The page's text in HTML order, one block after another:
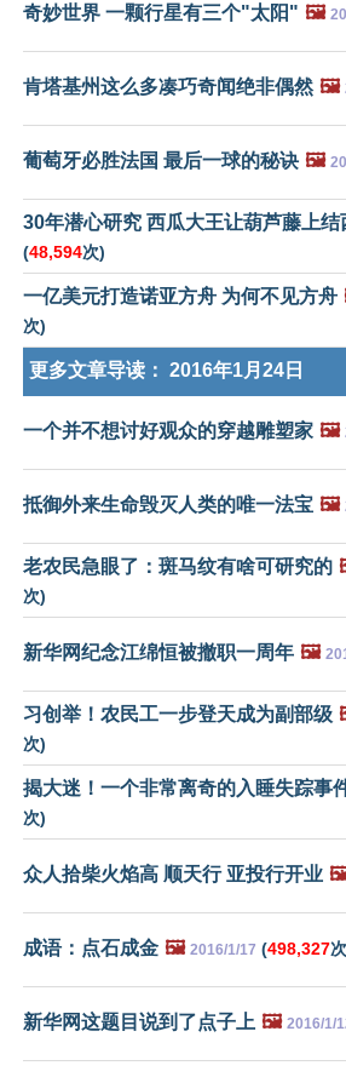
奇妙世界 一颗行星有三个"太阳" 🖼️
肯塔基州这么多凑巧奇闻绝非偶然 🖼️
葡萄牙必胜法国 最后一球的秘诀 🖼️
30年潜心研究 西瓜大王让葫芦藤上结
(48,594次)
一亿美元打造诺亚方舟 为何不见方舟
次)
更多文章导读： 2016年1月24日
一个并不想讨好观众的穿越雕塑家 🖼️
抵御外来生命毁灭人类的唯一法宝 🖼️
老农民急眼了：斑马纹有啥可研究的
次)
新华网纪念江绵恒被撤职一周年 🖼️
习创举！农民工一步登天成为副部级
次)
揭大迷！一个非常离奇的入睡失踪事
次)
众人拾柴火焰高 顺天行 亚投行开业
成语：点石成金 🖼️ 2016/1/17 (498,327
新华网这题目说到了点子上 🖼️ 2016/1/